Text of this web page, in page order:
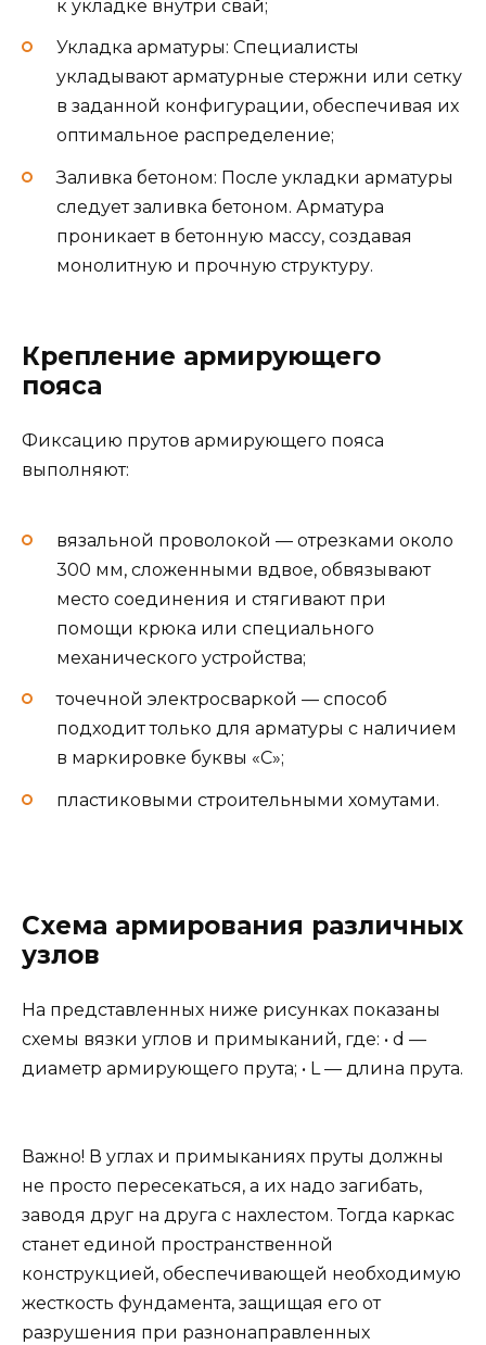
к укладке внутри свай;
Укладка арматуры: Специалисты
укладывают арматурные стержни или сетку
в заданной конфигурации, обеспечивая их
оптимальное распределение;
Заливка бетоном: После укладки арматуры
следует заливка бетоном. Арматура
проникает в бетонную массу, создавая
монолитную и прочную структуру.
Крепление армирующего
пояса
Фиксацию прутов армирующего пояса
выполняют:
вязальной проволокой — отрезками около
300 мм, сложенными вдвое, обвязывают
место соединения и стягивают при
помощи крюка или специального
механического устройства;
точечной электросваркой — способ
подходит только для арматуры с наличием
в маркировке буквы «С»;
пластиковыми строительными хомутами.
Схема армирования различных
узлов
На представленных ниже рисунках показаны
схемы вязки углов и примыканий, где: • d —
диаметр армирующего прута; • L — длина прута.
Важно! В углах и примыканиях пруты должны
не просто пересекаться, а их надо загибать,
заводя друг на друга с нахлестом. Тогда каркас
станет единой пространственной
конструкцией, обеспечивающей необходимую
жесткость фундамента, защищая его от
разрушения при разнонаправленных